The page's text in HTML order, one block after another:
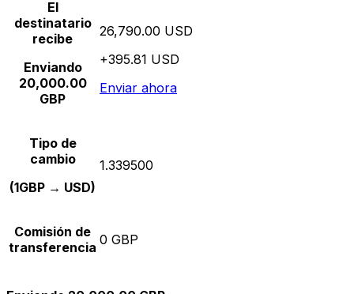
El
destinatario
recibe
Enviando
20,000.00
GBP
26,790.00 USD
+395.81 USD
Enviar ahora
Tipo de
cambio
(1GBP → USD)
1.339500
Comisión de
transferencia 0 GBP